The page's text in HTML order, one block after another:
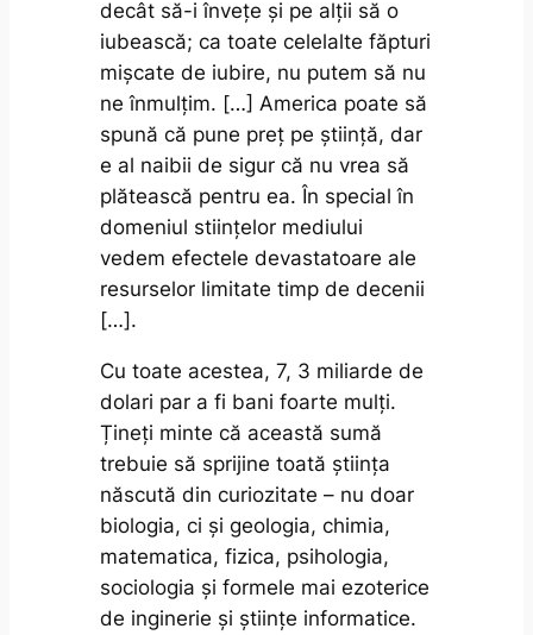
decât să-i învețe și pe alții să o
iubească; ca toate celelalte făpturi
mișcate de iubire, nu putem să nu
ne înmulțim. […] America poate să
spună că pune preț pe știință, dar
e al naibii de sigur că nu vrea să
plătească pentru ea. În special în
domeniul stiințelor mediului
vedem efectele devastatoare ale
resurselor limitate timp de decenii
[…].
Cu toate acestea, 7, 3 miliarde de
dolari par a fi bani foarte mulți.
Țineți minte că această sumă
trebuie să sprijine toată știința
născută din curiozitate – nu doar
biologia, ci și geologia, chimia,
matematica, fizica, psihologia,
sociologia și formele mai ezoterice
de inginerie și științe informatice.